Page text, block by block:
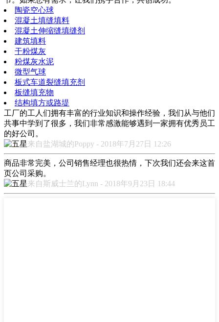
陶瓷空心球
混凝土填缝填料
混凝土伸缩缝填缝剂
建筑填料
干粉煤灰
粉煤灰水泥
微型气球
板式车道裂缝填充剂
板缝填充物
结构填方或路堤
工厂的工人们拥有丰富的行业知识和操作经验，我们从与他们
共事中学到了很多，我们非常感激能够遇到一家拥有优秀员工
的好公司。
来自盐湖城的Poppy - 2018年7月27日 12:26
商品非常完美，公司销售经理也很热情，下次我们还会来这首
页公司采购。
来自斯威士兰的Lynn - 2018年9月23日 18:44